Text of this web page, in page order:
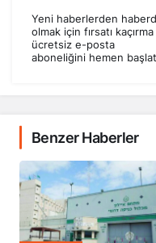
Yeni haberlerden
olmak için fırsatı
ücretsiz e-posta
aboneliğini hemen
Benzer Haberler